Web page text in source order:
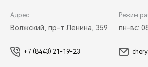
Адрес:
Волжский, пр-т Ленина, 359
Режим
пн-вс:
+7 (8443) 21-19-23